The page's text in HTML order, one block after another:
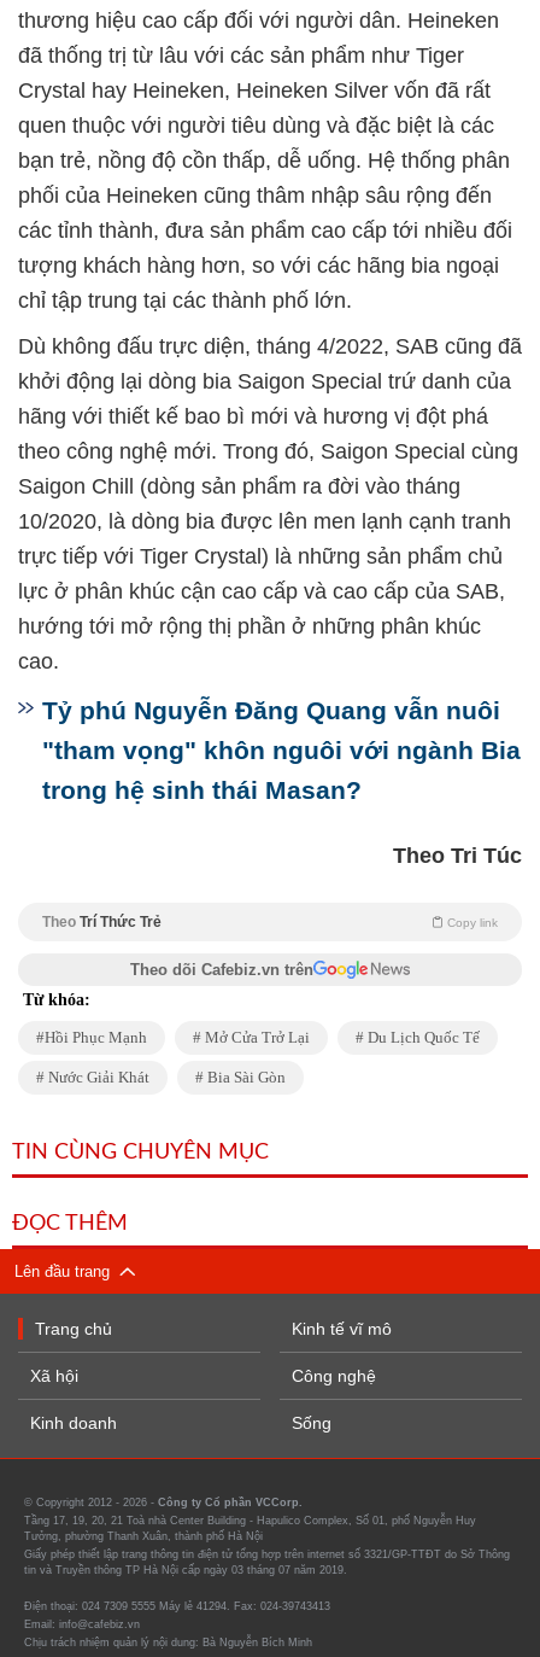
thương hiệu cao cấp đối với người dân. Heineken
đã thống trị từ lâu với các sản phẩm như Tiger
Crystal hay Heineken, Heineken Silver vốn đã rất
quen thuộc với người tiêu dùng và đặc biệt là các
bạn trẻ, nồng độ cồn thấp, dễ uống. Hệ thống phân
phối của Heineken cũng thâm nhập sâu rộng đến
các tỉnh thành, đưa sản phẩm cao cấp tới nhiều đối
tượng khách hàng hơn, so với các hãng bia ngoại
chỉ tập trung tại các thành phố lớn.
Dù không đấu trực diện, tháng 4/2022, SAB cũng đã
khởi động lại dòng bia Saigon Special trứ danh của
hãng với thiết kế bao bì mới và hương vị đột phá
theo công nghệ mới. Trong đó, Saigon Special cùng
Saigon Chill (dòng sản phẩm ra đời vào tháng
10/2020, là dòng bia được lên men lạnh cạnh tranh
trực tiếp với Tiger Crystal) là những sản phẩm chủ
lực ở phân khúc cận cao cấp và cao cấp của SAB,
hướng tới mở rộng thị phần ở những phân khúc
cao.
Tỷ phú Nguyễn Đăng Quang vẫn nuôi
"tham vọng" khôn nguôi với ngành Bia
trong hệ sinh thái Masan?
Theo Tri Túc
Theo Trí Thức Trẻ Copy link
Theo dõi Cafebiz.vn trên
Từ khóa:
Hồi Phục Mạnh Mở Cửa Trở Lại Du Lịch Quốc Tế
Nước Giải Khát Bia Sài Gòn
TIN CÙNG CHUYÊN MỤC
ĐỌC THÊM
Lên đầu trang
Trang chủ
Xã hội
Kinh doanh
Kinh tế vĩ mô
Công nghệ
Sống
© Copyright 2012 - 2026 - Công ty Cổ phần VCCorp.
Tầng 17, 19, 20, 21 Toà nhà Center Building - Hapulico Complex, Số 01, phố Nguyễn Huy
Tưởng, phường Thanh Xuân, thành phố Hà Nội
Giấy phép thiết lập trang thông tin điện tử tổng hợp trên internet số 3321/GP-TTĐT do Sở Thông
tin và Truyền thông TP Hà Nội cấp ngày 03 tháng 07 năm 2019.
Điện thoại: 024 7309 5555 Máy lẻ 41294. Fax: 024-39743413
Email: info@cafebiz.vn
Chịu trách nhiệm quản lý nội dung: Bà Nguyễn Bích Minh